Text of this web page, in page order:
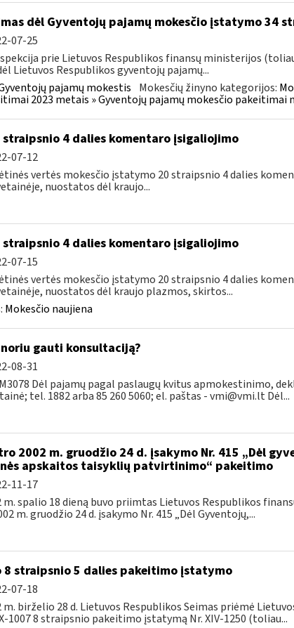
dėl Gyventojų pajamų mokesčio įstatymo 34
07-25
prie Lietuvos Respublikos finansų ministerijos
Lietuvos Respublikos gyventojų pajamų...
pajamų mokestis Mokesčių žinyno kategorijos:
2023 metais » Gyventojų pajamų mokesčio pakeitimai
straipsnio 4 dalies komentaro įsigaliojimo
07-12
vertės mokesčio įstatymo 20 straipsnio 4 dalies
nuostatos dėl kraujo...
straipsnio 4 dalies komentaro įsigaliojimo
07-15
vertės mokesčio įstatymo 20 straipsnio 4 dalies
nuostatos dėl kraujo plazmos, skirtos...
Mokesčio naujiena
gauti konsultaciją?
08-31
Dėl pajamų pagal paslaugų kvitus apmokestinimo,
tel. 1882 arba 85 260 5060; el. paštas -vmi@vmi.ltDėl...
2002 m. gruodžio 24 d. įsakymo Nr. 415 „Dėl
apskaitos taisyklių patvirtinimo“ pakeitimo
11-17
spalio 18 dieną buvo priimtas Lietuvos Respublikos
m. gruodžio 24 d. įsakymo Nr. 415 „Dėl Gyventojų,...
8 straipsnio 5 dalies pakeitimo įstatymo
07-18
birželio 28 d. Lietuvos Respublikos Seimas priėmė
1007 8 straipsnio pakeitimo įstatymą Nr. XIV-1250 (toliau...